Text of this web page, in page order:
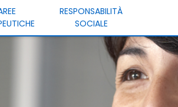
RESPONSABILITÀ
SOCIALE